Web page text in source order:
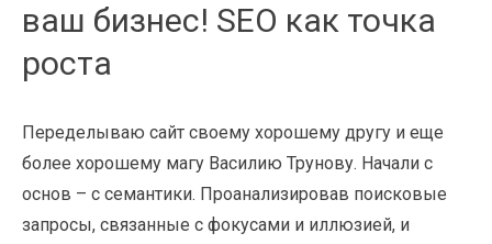
ваш бизнес! SEO как точка
роста
Переделываю сайт своему хорошему другу и еще
более хорошему магу Василию Трунову. Начали с
основ – с семантики. Проанализировав поисковые
запросы, связанные с фокусами и иллюзией, и